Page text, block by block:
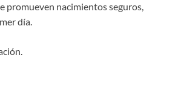
promueven nacimientos seguros,
día.